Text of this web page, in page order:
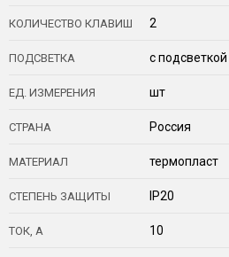
КОЛИЧЕСТВО КЛАВИШ 2
ПОДСВЕТКА с подсветкой
ЕД. ИЗМЕРЕНИЯ шт
СТРАНА Россия
МАТЕРИАЛ термопласт
СТЕПЕНЬ ЗАЩИТЫ IP20
ТОК, А 10